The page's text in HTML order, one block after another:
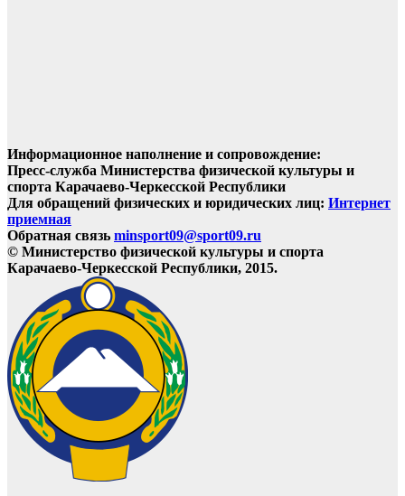
Информационное наполнение и сопровождение:
Пресс-служба Министерства физической культуры и
спорта Карачаево-Черкесской Республики
Для обращений физических и юридических лиц: Интернет
приемная
Обратная связь minsport09@sport09.ru
© Министерство физической культуры и спорта
Карачаево-Черкесской Республики, 2015.